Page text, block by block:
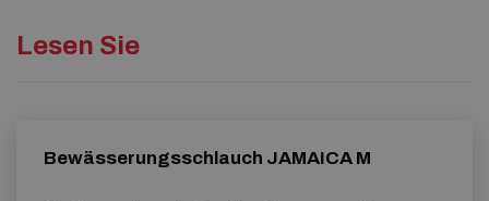
Lesen Sie
Bewässerungsschlauch JAMAICA M